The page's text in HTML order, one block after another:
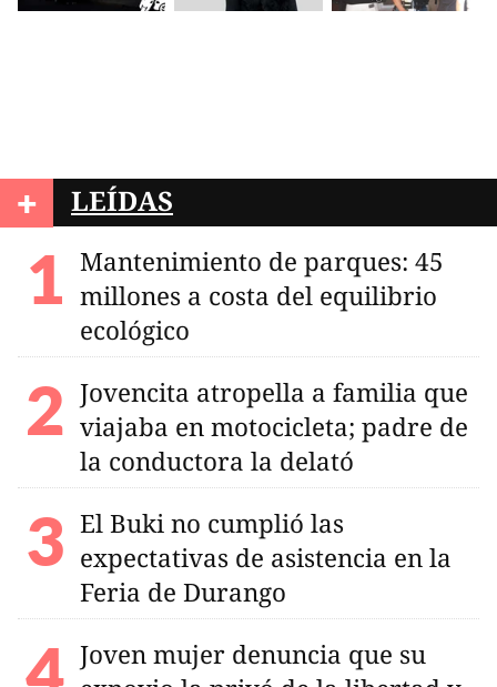
+ LEÍDAS
Mantenimiento de parques: 45
millones a costa del equilibrio
ecológico
Jovencita atropella a familia que
viajaba en motocicleta; padre de
la conductora la delató
El Buki no cumplió las
expectativas de asistencia en la
Feria de Durango
Joven mujer denuncia que su